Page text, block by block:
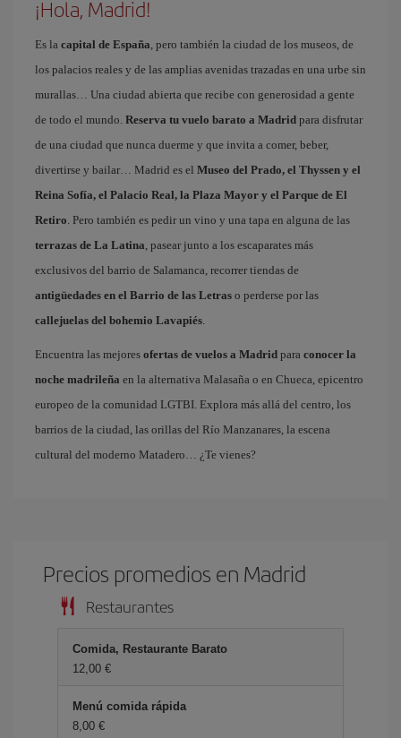
¡Hola, Madrid!
Es la capital de España, pero también la ciudad de los museos, de
los palacios reales y de las amplias avenidas trazadas en una urbe sin
murallas… Una ciudad abierta que recibe con generosidad a gente
de todo el mundo. Reserva tu vuelo barato a Madrid para disfrutar
de una ciudad que nunca duerme y que invita a comer, beber,
divertirse y bailar… Madrid es el Museo del Prado, el Thyssen y el
Reina Sofía, el Palacio Real, la Plaza Mayor y el Parque de El
Retiro. Pero también es pedir un vino y una tapa en alguna de las
terrazas de La Latina, pasear junto a los escaparates más
exclusivos del barrio de Salamanca, recorrer tiendas de
antigüedades en el Barrio de las Letras o perderse por las
callejuelas del bohemio Lavapiés.
Encuentra las mejores ofertas de vuelos a Madrid para conocer la
noche madrileña en la alternativa Malasaña o en Chueca, epicentro
europeo de la comunidad LGTBI. Explora más allá del centro, los
barrios de la ciudad, las orillas del Río Manzanares, la escena
cultural del moderno Matadero… ¿Te vienes?
Precios promedios en Madrid
Restaurantes
Comida, Restaurante Barato
12,00 €
Menú comida rápida
8,00 €